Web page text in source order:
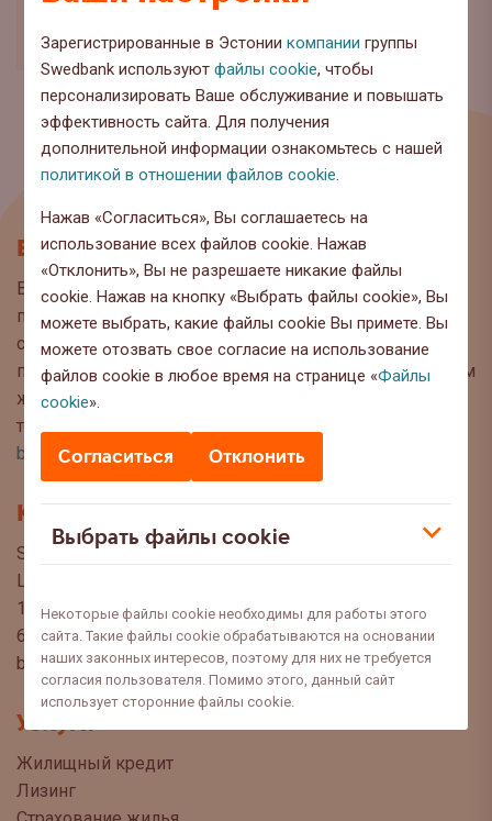
Зарегистрированные в Эстониикомпании группы
Swedbank используютфайлы cookie, чтобы
персонализировать Ваше обслуживание и повышать
эффективность сайта. Для получения
дополнительной информации ознакомьтесь с нашей
политикой в отношении файлов cookie.
Нажав «Согласиться», Вы соглашаетесь на
использование всех файлов cookie. Нажав
«Отклонить», Вы не разрешаете никакие файлы
cookie. Нажав на кнопку «Выбрать файлы cookie», Вы
можете выбрать, какие файлы cookie Вы примете. Вы
можете отозвать свое согласие на использование
файлов cookie в любое время на странице «Файлы
cookie».
Согласиться Отклонить
Выбрать файлы cookie
Некоторые файлы cookie необходимы для работы этого
сайта. Такие файлы cookie обрабатываются на основании
наших законных интересов, поэтому для них не требуется
согласия пользователя. Помимо этого, данный сайт
использует сторонние файлы cookie.
Блог
Вы находитесь на странице блога Swedbank, где мы
публикуем интересную информацию и полезные
советы, чтобы Вы могли сделать осознанный выбор
при управлении своими финансами. Мы с нетерпением
ждём Ваших вопросов, предложений и мнений по
темам, которые Вы хотели бы прочитать в этом блоге:
blog@swedbank.ee.
Контакт
Swedbank AS
Liivalaia 34
15040 Tallinn, Estonia
6310 310
blogi@swedbank.ee
Услуги
Жилищный кредит
Лизинг